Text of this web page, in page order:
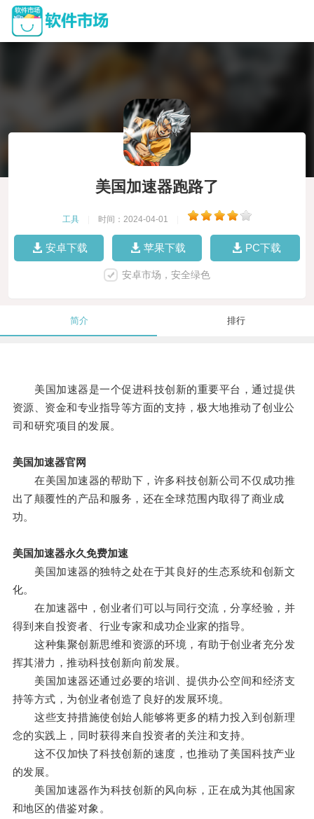
美国加速器跑路了
工具 时间：2024-04-01
安卓下载 苹果下载 PC下载
安卓市场，安全绿色
简介 排行
美国加速器是一个促进科技创新的重要平台，通过提供
资源、资金和专业指导等方面的支持，极大地推动了创业公
司和研究项目的发展。
美国加速器官网
在美国加速器的帮助下，许多科技创新公司不仅成功推
出了颠覆性的产品和服务，还在全球范围内取得了商业成
功。
美国加速器永久免费加速
美国加速器的独特之处在于其良好的生态系统和创新文
化。
在加速器中，创业者们可以与同行交流，分享经验，并
得到来自投资者、行业专家和成功企业家的指导。
这种集聚创新思维和资源的环境，有助于创业者充分发
挥其潜力，推动科技创新向前发展。
美国加速器还通过必要的培训、提供办公空间和经济支
持等方式，为创业者创造了良好的发展环境。
这些支持措施使创始人能够将更多的精力投入到创新理
念的实践上，同时获得来自投资者的关注和支持。
这不仅加快了科技创新的速度，也推动了美国科技产业
的发展。
美国加速器作为科技创新的风向标，正在成为其他国家
和地区的借鉴对象。